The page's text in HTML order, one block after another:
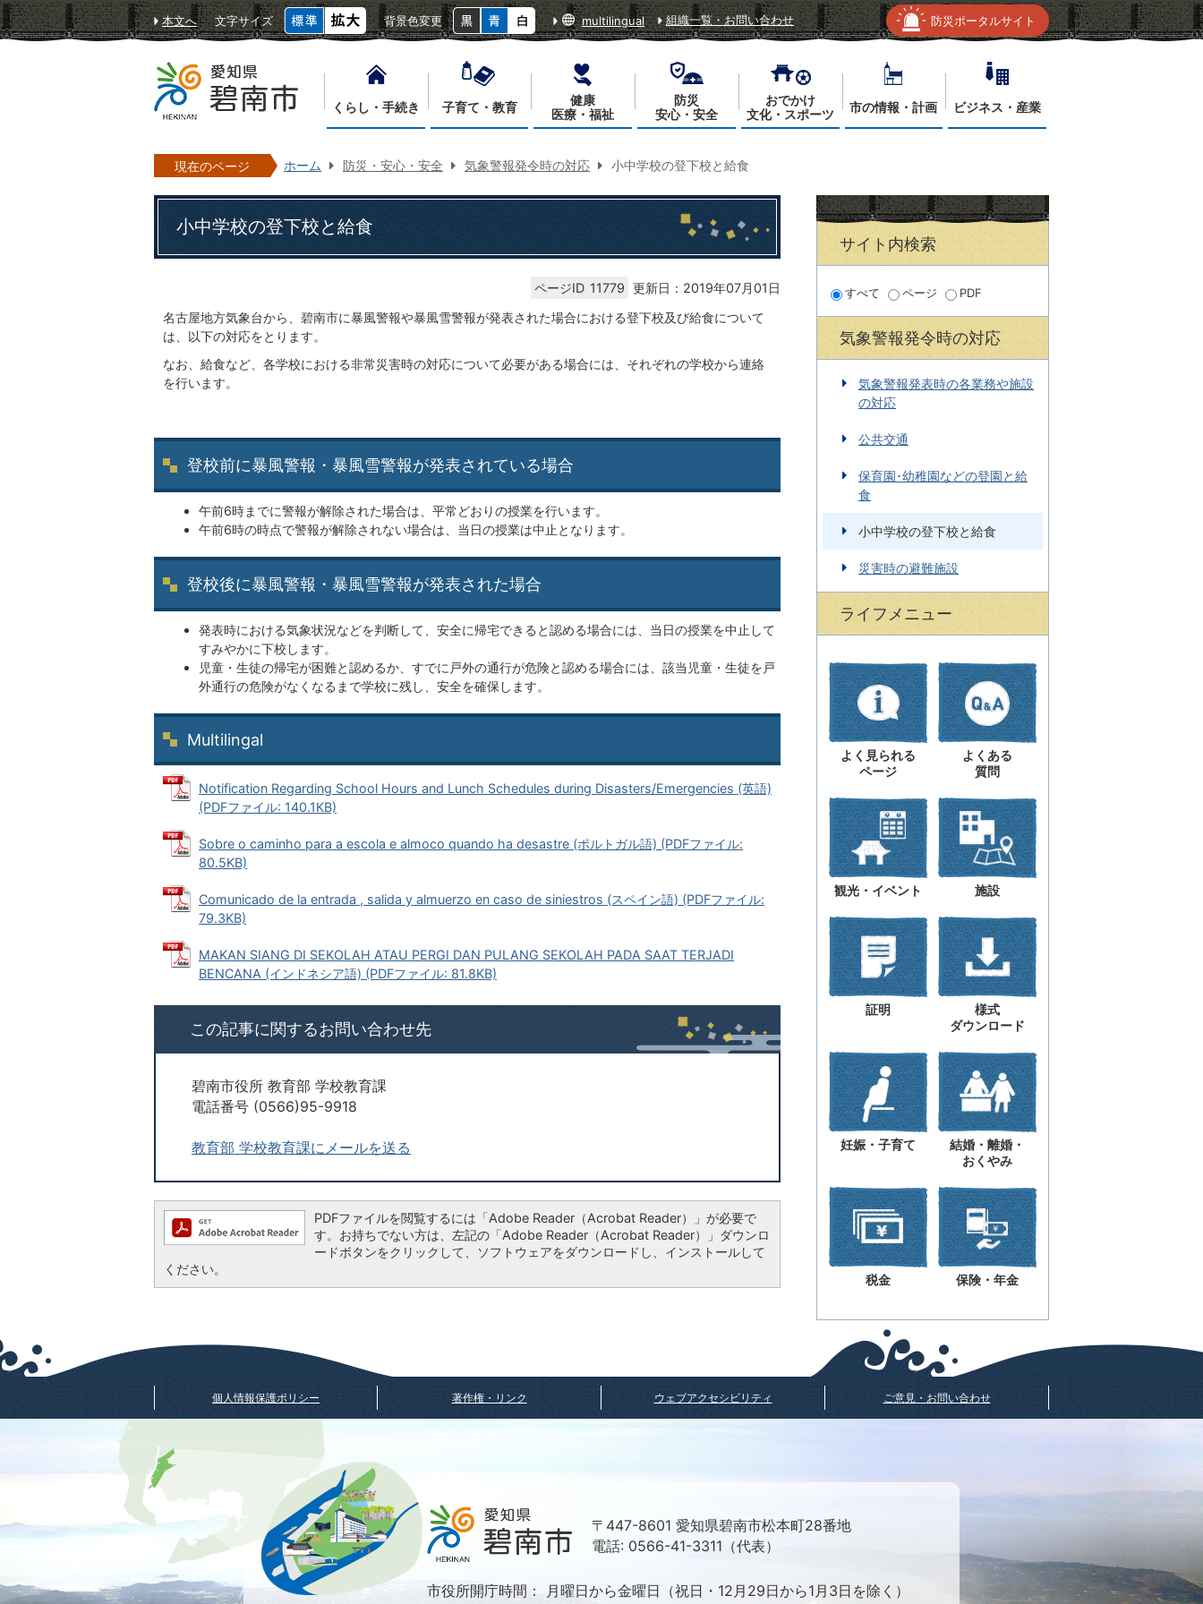
本文へ 文字サイズ 背景色変更 multilingual 組織一覧・お問い合わせ 防災ポータルサイト
くらし・手続き 子育て・教育
健康
医療・福祉
防災
安心・安全
おでかけ
文化・スポーツ
市の情報・計画 ビジネス・産業
現在のページ ホーム 防災・安心・安全 気象警報発令時の対応 小中学校の登下校と給食
小中学校の登下校と給食
ページID 11779 更新日：2019年07月01日
名古屋地方気象台から、碧南市に暴風警報や暴風雪警報が発表された場合における登下校及び給食について
は、以下の対応をとります。
なお、給食など、各学校における非常災害時の対応について必要がある場合には、それぞれの学校から連絡
を行います。
登校前に暴風警報・暴風雪警報が発表されている場合
午前6時までに警報が解除された場合は、平常どおりの授業を行います。
午前6時の時点で警報が解除されない場合は、当日の授業は中止となります。
登校後に暴風警報・暴風雪警報が発表された場合
発表時における気象状況などを判断して、安全に帰宅できると認める場合には、当日の授業を中止して
すみやかに下校します。
児童・生徒の帰宅が困難と認めるか、すでに戸外の通行が危険と認める場合には、該当児童・生徒を戸
外通行の危険がなくなるまで学校に残し、安全を確保します。
Multilingal
Notification Regarding School Hours and Lunch Schedules during Disasters/Emergencies (英語)
(PDFファイル: 140.1KB)
Sobre o caminho para a escola e almoco quando ha desastre (ポルトガル語) (PDFファイル:
80.5KB)
Comunicado de la entrada , salida y almuerzo en caso de siniestros (スペイン語) (PDFファイル:
79.3KB)
MAKAN SIANG DI SEKOLAH ATAU PERGI DAN PULANG SEKOLAH PADA SAAT TERJADI
BENCANA (インドネシア語) (PDFファイル: 81.8KB)
この記事に関するお問い合わせ先
碧南市役所 教育部 学校教育課
電話番号 (0566)95-9918
教育部 学校教育課にメールを送る
PDFファイルを閲覧するには「Adobe Reader（Acrobat Reader）」が必要で
す。お持ちでない方は、左記の「Adobe Reader（Acrobat Reader）」ダウンロ
ードボタンをクリックして、ソフトウェアをダウンロードし、インストールして
ください。
サイト内検索
すべて ページ PDF
気象警報発令時の対応
気象警報発表時の各業務や施設
の対応
公共交通
保育園･幼稚園などの登園と給
食
小中学校の登下校と給食
災害時の避難施設
ライフメニュー
よく見られる
ページ
よくある
質問
観光・イベント 施設
証明
様式
ダウンロード
妊娠・子育て
結婚・離婚・
おくやみ
税金 保険・年金
個人情報保護ポリシー 著作権・リンク ウェブアクセシビリティ ご意見・お問い合わせ
〒447-8601 愛知県碧南市松本町28番地
電話: 0566-41-3311（代表）
市役所開庁時間：
月曜日から金曜日（祝日・12月29日から1月3日を除く）